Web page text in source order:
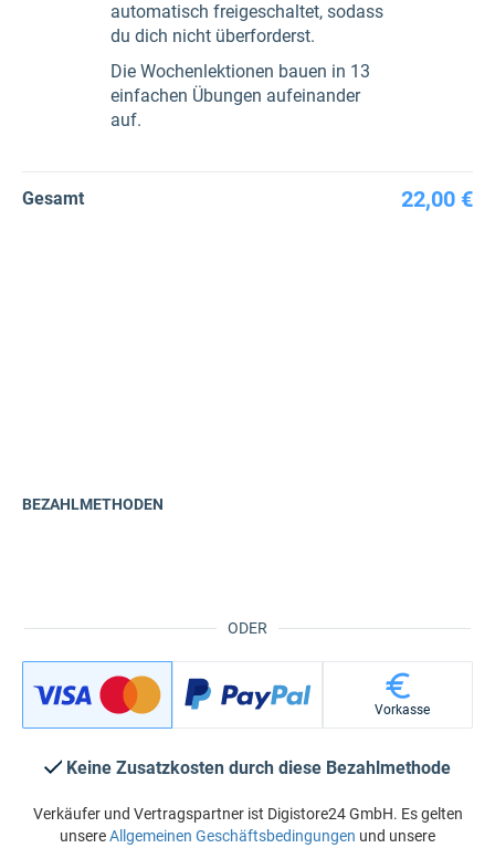
automatisch freigeschaltet, sodass
du dich nicht überforderst.
Die Wochenlektionen bauen in 13
einfachen Übungen aufeinander
auf.
Gesamt 22,00 €
ODER
BEZAHLMETHODEN
Vorkasse
Keine Zusatzkosten durch diese Bezahlmethode
Verkäufer und Vertragspartner ist Digistore24 GmbH. Es gelten
unsereAllgemeinen Geschäftsbedingungen und unsere